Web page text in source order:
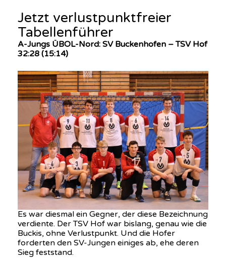
Jetzt verlustpunktfreier
Tabellenführer
A-Jungs ÜBOL-Nord: SV Buckenhofen – TSV Hof
32:28 (15:14)
Es war diesmal ein Gegner, der diese Bezeichnung
verdiente. Der TSV Hof war bislang, genau wie die
Buckis, ohne Verlustpunkt. Und die Hofer
forderten den SV-Jungen einiges ab, ehe deren
Sieg feststand.